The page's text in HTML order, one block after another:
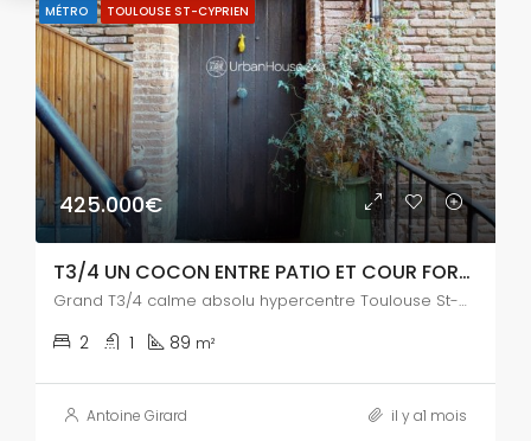
MÉTRO
TOULOUSE ST-CYPRIEN
425.000€
T3/4 UN COCON ENTRE PATIO ET COUR FORAINE
Grand T3/4 calme absolu hypercentre Toulouse St-Cyprien
2 1 89 m²
Antoine Girard il y a1 mois